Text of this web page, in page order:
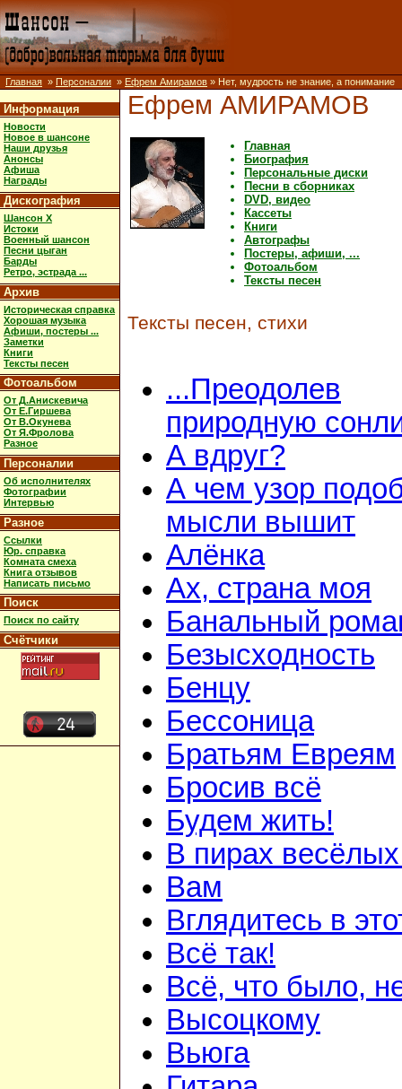
Главная » Персоналии » Ефрем Амирамов » Нет, мудрость не знание, а понимание
Информация
Новости
Новое в шансоне
Наши друзья
Анонсы
Афиша
Награды
Дискография
Шансон X
Истоки
Военный шансон
Песни цыган
Барды
Ретро, эстрада ...
Архив
Историческая справка
Хорошая музыка
Афиши, постеры ...
Заметки
Книги
Тексты песен
Фотоальбом
От Д.Анискевича
От Е.Гиршева
От В.Окунева
От Я.Фролова
Разное
Персоналии
Об исполнителях
Фотографии
Интервью
Разное
Ссылки
Юр. справка
Комната смеха
Книга отзывов
Написать письмо
Поиск
Поиск по сайту
Счётчики
Ефрем АМИРАМОВ
Главная
Биография
Персональные диски
Песни в сборниках
DVD, видео
Кассеты
Книги
Автографы
Постеры, афиши, ...
Фотоальбом
Тексты песен
Тексты песен, стихи
...Преодолев
природную
А вдруг?
А чем узор
мысли вышит
Алёнка
Ах, страна моя
Банальный
Безысходность
Бенцу
Бессоница
Братьям Евреям
Бросив всё
Будем жить!
В пирах
Вам
Вглядитесь в
Всё так!
Всё, что было,
Высоцкому
Вьюга